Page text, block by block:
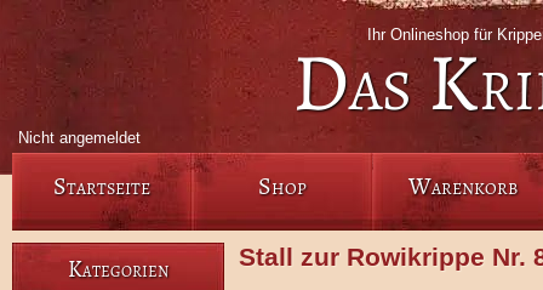
Ihr Onlineshop für
Das
Nicht angemeldet
Startseite Shop Warenkorb
Kategorien Stall zur Rowikrippe Nr.